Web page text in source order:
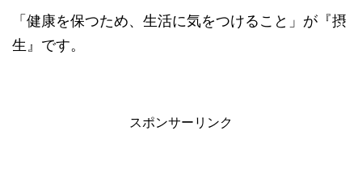
「健康を保つため、生活に気をつけること」が『摂
生』です。
スポンサーリンク